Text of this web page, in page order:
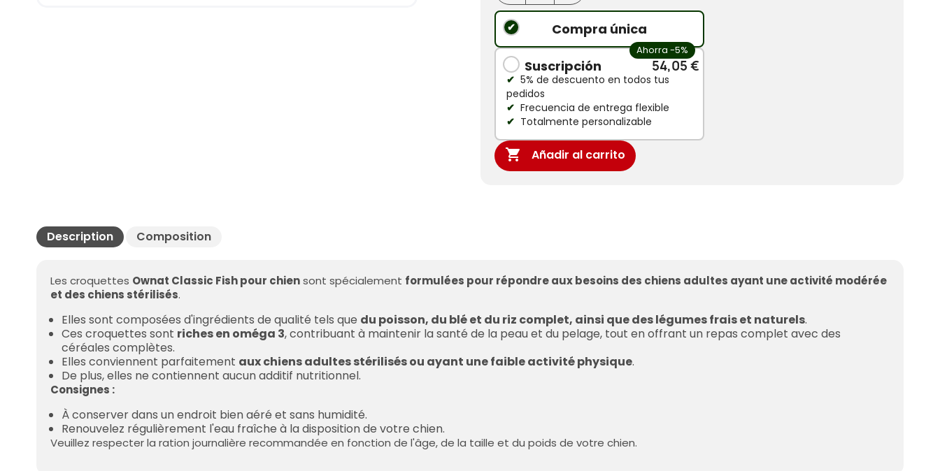
Compra única
Ahorra -5%
Suscripción 54,05 €
5% de descuento en todos tus
pedidos
Frecuencia de entrega flexible
Totalmente personalizable
 Añadir al carrito
Description Composition
Les croquettes Ownat Classic Fish pour chiensont spécialement formulées pour répondre aux besoins des chiens adultes ayant une activité modérée
et des chiens stérilisés.
Elles sont composées d'ingrédients de qualité tels que du poisson, du blé et du riz complet, ainsi que des légumes frais et naturels.
Ces croquettes sont riches en oméga 3, contribuant à maintenir la santé de la peau et du pelage, tout en offrant un repas complet avec des
céréales complètes.
Elles conviennent parfaitement aux chiens adultes stérilisés ou ayant une faible activité physique.
De plus, elles ne contiennent aucun additif nutritionnel.
Consignes :
À conserver dans un endroit bien aéré et sans humidité.
Renouvelez régulièrement l'eau fraîche à la disposition de votre chien.
Veuillez respecter la ration journalière recommandée en fonction de l'âge, de la taille et du poids de votre chien.